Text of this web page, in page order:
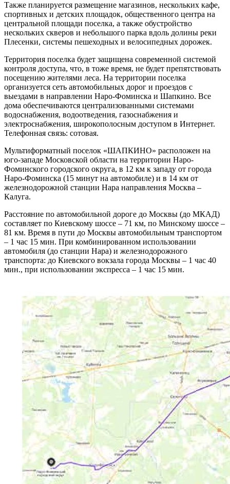
Также планируется размещение магазинов, нескольких кафе,
спортивных и детских площадок, общественного центра на
центральной площади поселка, а также обустройство
нескольких скверов и небольшого парка вдоль долины реки
Плесенки, системы пешеходных и велосипедных дорожек.
Территория поселка будет защищена современной системой
контроля доступа, что, в тоже время, не будет препятствовать
посещению жителями леса. На территории поселка
организуется сеть автомобильных дорог и проездов с
выездами в направлении Наро-Фоминска и Шапкино. Все
дома обеспечиваются централизованными системами
водоснабжения, водоотведения, газоснабжения и
электроснабжения, широкополосным доступом в Интернет.
Телефонная связь: сотовая.
Мультиформатный поселок «ШАПКИНО» расположен на
юго-западе Московской области на территории Наро-
Фоминского городского округа, в 12 км к западу от города
Наро-Фоминска (15 минут на автомобиле) и в 14 км от
железнодорожной станции Нара направления Москва –
Калуга.
Расстояние по автомобильной дороге до Москвы (до МКАД)
составляет по Киевскому шоссе – 71 км, по Минскому шоссе –
81 км. Время в пути до Москвы автомобильным транспортом
– 1 час 15 мин. При комбинированном использовании
автомобиля (до станции Нара) и железнодорожного
транспорта: до Киевского вокзала города Москвы – 1 час 40
мин., при использовании экспресса – 1 час 15 мин.